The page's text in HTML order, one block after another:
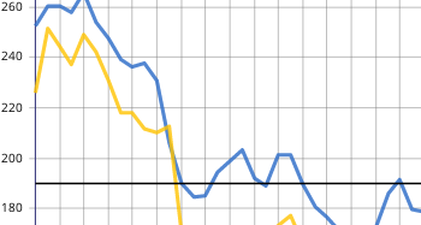
180
200
220
240
260